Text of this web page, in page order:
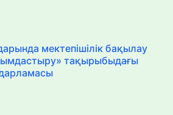
мектепішілік бақылау
тақырыбыдағы